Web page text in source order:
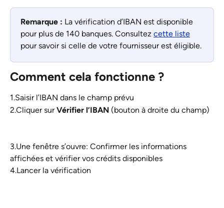
Remarque : La vérification d’IBAN est disponible
pour plus de 140 banques. Consultez cette liste
pour savoir si celle de votre fournisseur est éligible.
Comment cela fonctionne ?
1.Saisir l’IBAN dans le champ prévu
2.Cliquer sur Vérifier l’IBAN (bouton à droite du champ)
3.Une fenêtre s’ouvre: Confirmer les informations
affichées et vérifier vos crédits disponibles
4.Lancer la vérification